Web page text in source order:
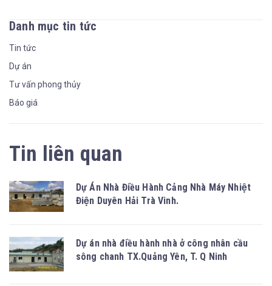
Danh mục tin tức
Tin tức
Dự án
Tư vấn phong thủy
Báo giá
Tin liên quan
Dự Án Nhà Điều Hành Cảng Nhà Máy Nhiệt
Điện Duyên Hải Trà Vinh.
Dự án nhà điều hành nhà ở công nhân cầu
sông chanh TX.Quảng Yên, T. Q Ninh